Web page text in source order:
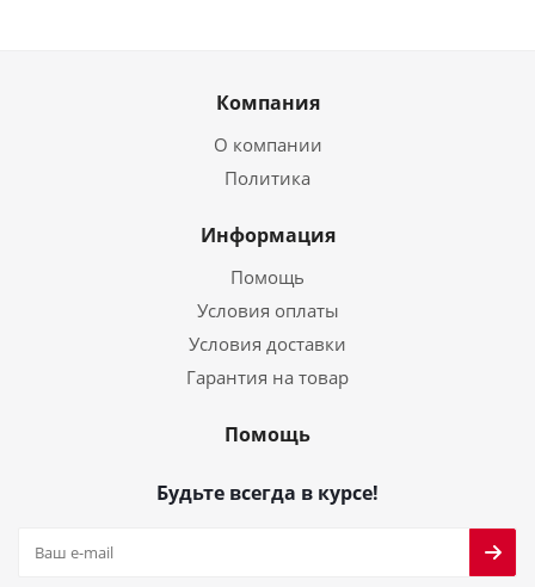
Компания
О компании
Политика
Информация
Помощь
Условия оплаты
Условия доставки
Гарантия на товар
Помощь
Будьте всегда в курсе!